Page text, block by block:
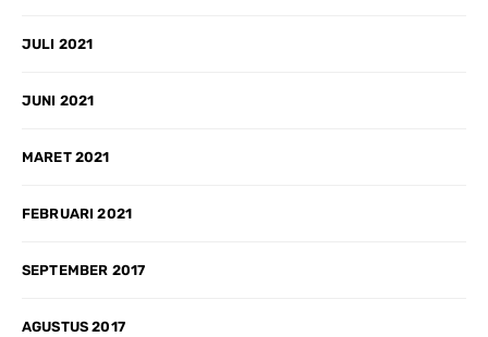
JULI 2021
JUNI 2021
MARET 2021
FEBRUARI 2021
SEPTEMBER 2017
AGUSTUS 2017